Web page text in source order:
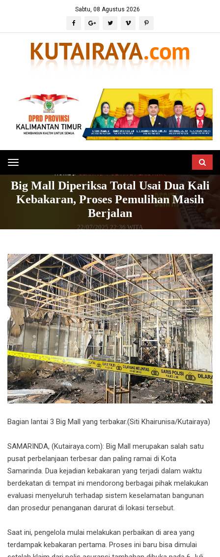
Sabtu, 08 Agustus 2026
Toggle
navigation
Big Mall Diperiksa Total Usai Dua Kali
Kebakaran, Proses Pemulihan Masih
Berjalan
22/07/2025 22:36 WITA
Bagian lantai 3 Big Mall yang terbakar.(Siti Khairunisa/Kutairaya)
SAMARINDA, (Kutairaya.com): Big Mall merupakan salah satu
pusat perbelanjaan terbesar dan paling ramai di Kota
Samarinda. Dua kejadian kebakaran yang terjadi dalam waktu
berdekatan di tempat ini mendorong berbagai pihak melakukan
evaluasi menyeluruh terhadap sistem keselamatan bangunan
dan prosedur penanganan darurat di lokasi tersebut.
Saat ini, pengelola mulai melakukan perbaikan di area yang
terdampak kebakaran pertama. Proses ini baru bisa dimulai